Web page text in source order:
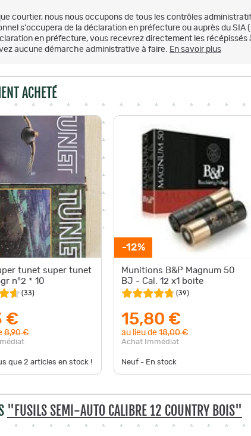
courtier, nous nous occupons de tous les contrôles
s'occupera de la déclaration en préfecture ou auprès du SIA
en préfecture, vous recevrez directement les récépissés
aucune démarche administrative à faire. En savoir plus
ACHETÉ
tunet super tunet
n°2 * 10
(33)
€
8,90 €
que 2 articles en stock !
-12%
Munitions B&P Magnum 50
BJ - Cal. 12 x1 boite
(39)
15,80 €
au lieu de 18,00 €
Achat Immédiat
Neuf - En stock
"FUSILS SEMI-AUTO CALIBRE 12 COUNTRY BOIS"